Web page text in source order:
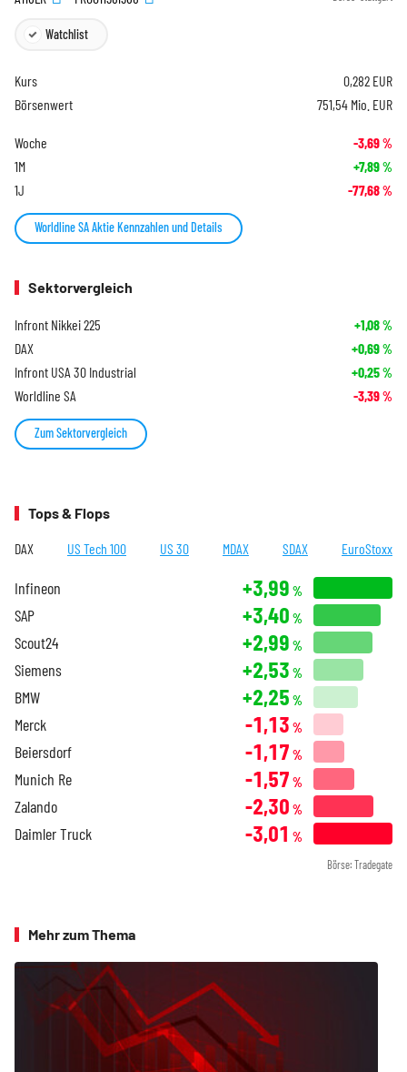
Watchlist
Kurs 0,282 EUR
Börsenwert
751,54 Mio. EUR
Woche -3,69%
1M +7,89%
1J -77,68%
Worldline SA Aktie Kennzahlen und Details
Sektorvergleich
Infront Nikkei 225 +1,08%
DAX +0,69%
Infront USA 30 Industrial +0,25%
Worldline SA -3,39%
Zum Sektorvergleich
Tops & Flops
DAX US Tech 100 US 30 MDAX SDAX EuroStoxx
Infineon +3,99 %
SAP +3,40 %
Scout24 +2,99 %
Siemens +2,53 %
BMW +2,25 %
Merck -1,13 %
Beiersdorf -1,17 %
Munich Re -1,57 %
Zalando -2,30 %
Daimler Truck -3,01 %
Börse: Tradegate
Mehr zum Thema